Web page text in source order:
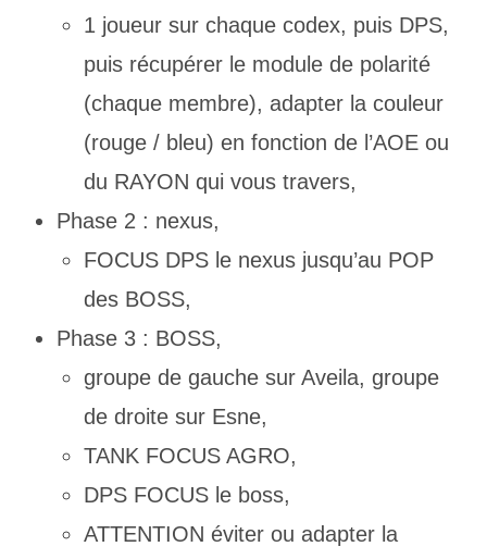
1 joueur sur chaque codex, puis DPS,
puis récupérer le module de polarité
(chaque membre), adapter la couleur
(rouge / bleu) en fonction de l’AOE ou
du RAYON qui vous travers,
Phase 2 : nexus,
FOCUS DPS le nexus jusqu’au POP
des BOSS,
Phase 3 : BOSS,
groupe de gauche sur Aveila, groupe
de droite sur Esne,
TANK FOCUS AGRO,
DPS FOCUS le boss,
ATTENTION éviter ou adapter la